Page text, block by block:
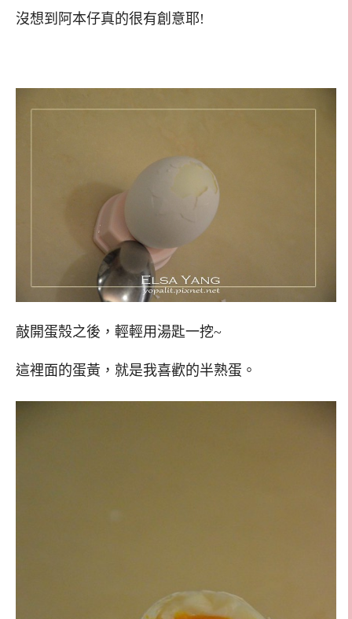
沒想到阿本仔真的很有創意耶!
敲開蛋殼之後，輕輕用湯匙一挖~
這裡面的蛋黃，就是我喜歡的半熟蛋。